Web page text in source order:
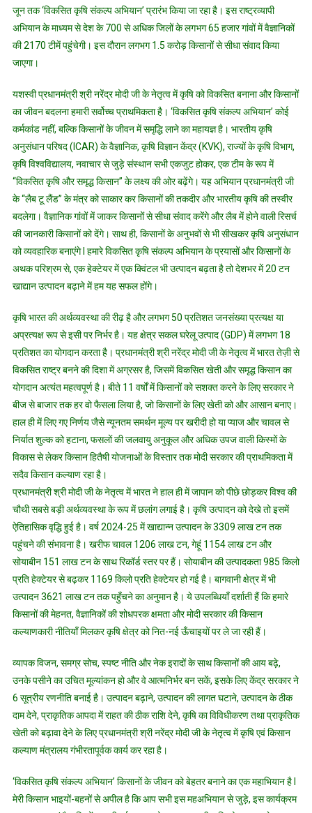
जून तक ‘विकसित कृषि संकल्प अभियान’ प्रारंभ किया जा रहा है। इस राष्ट्रव्यापी
अभियान के माध्यम से देश के 700 से अधिक जिलों के लगभग 65 हजार गांवों में वैज्ञानिकों
की 2170 टीमें पहुंचेगी। इस दौरान लगभग 1.5 करोड़ किसानों से सीधा संवाद किया
जाएगा।
यशस्वी प्रधानमंत्री श्री नरेंद्र मोदी जी के नेतृत्व में कृषि को विकसित बनाना और किसानों
का जीवन बदलना हमारी सर्वोच्च प्राथमिकता है। ‘विकसित कृषि संकल्प अभियान’ कोई
कर्मकांड नहीं, बल्कि किसानों के जीवन में समृद्धि लाने का महायज्ञ है। भारतीय कृषि
अनुसंधान परिषद (ICAR) के वैज्ञानिक, कृषि विज्ञान केंद्र (KVK), राज्यों के कृषि विभाग,
कृषि विश्वविद्यालय, नवाचार से जुड़े संस्थान सभी एकजुट होकर, एक टीम के रूप में
“विकसित कृषि और समृद्ध किसान” के लक्ष्य की ओर बढ़ेंगे। यह अभियान प्रधानमंत्री जी
के “लैब टू लैंड” के मंत्र को साकार कर किसानों की तकदीर और भारतीय कृषि की तस्वीर
बदलेगा। वैज्ञानिक गांवों में जाकर किसानों से सीधा संवाद करेंगे और लैब में होने वाली रिसर्च
की जानकारी किसानों को देंगे। साथ ही, किसानों के अनुभवों से भी सीखकर कृषि अनुसंधान
को व्यवहारिक बनाएंगे l हमारे विकसित कृषि संकल्प अभियान के प्रयासों और किसानों के
अथक परिश्रम से, एक हेक्टेयर में एक क्विंटल भी उत्पादन बढ़ता है तो देशभर में 20 टन
खाद्यान उत्पादन बढ़ाने में हम यह सफल होंगे।
कृषि भारत की अर्थव्यवस्था की रीढ़ है और लगभग 50 प्रतिशत जनसंख्या प्रत्यक्ष या
अप्रत्यक्ष रूप से इसी पर निर्भर है। यह क्षेत्र सकल घरेलू उत्पाद (GDP) में लगभग 18
प्रतिशत का योगदान करता है। प्रधानमंत्री श्री नरेंद्र मोदी जी के नेतृत्व में भारत तेज़ी से
विकसित राष्ट्र बनने की दिशा में अग्रसर है, जिसमें विकसित खेती और समृद्ध किसान का
योगदान अत्यंत महत्वपूर्ण है। बीते 11 वर्षों में किसानों को सशक्त करने के लिए सरकार ने
बीज से बाजार तक हर वो फैसला लिया है, जो किसानों के लिए खेती को और आसान बनाए।
हाल ही में लिए गए निर्णय जैसे न्यूनतम समर्थन मूल्य पर खरीदी हो या प्याज और चावल से
निर्यात शुल्क को हटाना, फसलों की जलवायु अनुकूल और अधिक उपज वाली किस्मों के
विकास से लेकर किसान हितैषी योजनाओं के विस्तार तक मोदी सरकार की प्राथमिकता में
सदैव किसान कल्याण रहा है।
प्रधानमंत्री श्री मोदी जी के नेतृत्व में भारत ने हाल ही में जापान को पीछे छोड़कर विश्व की
चौथी सबसे बड़ी अर्थव्यवस्था के रूप में छलांग लगाई है। कृषि उत्पादन को देखे तो इसमें
ऐतिहासिक वृद्धि हुई है। वर्ष 2024-25 में खाद्यान्न उत्पादन के 3309 लाख टन तक
पहुंचने की संभावना है। खरीफ चावल 1206 लाख टन, गेहूं 1154 लाख टन और
सोयाबीन 151 लाख टन के साथ रिकॉर्ड स्तर पर हैं। सोयाबीन की उत्पादकता 985 किलो
प्रति हेक्टेयर से बढ़कर 1169 किलो प्रति हेक्टेयर हो गई है। बागवानी क्षेत्र में भी
उत्पादन 3621 लाख टन तक पहुँचने का अनुमान है। ये उपलब्धियाँ दर्शाती हैं कि हमारे
किसानों की मेहनत, वैज्ञानिकों की शोधपरक क्षमता और मोदी सरकार की किसान
कल्याणकारी नीतियाँ मिलकर कृषि क्षेत्र को नित-नई ऊँचाइयों पर ले जा रही हैं।
व्यापक विजन, समग्र सोच, स्पष्ट नीति और नेक इरादों के साथ किसानों की आय बढ़े,
उनके पसीने का उचित मूल्यांकन हो और वे आत्मनिर्भर बन सकें, इसके लिए केंद्र सरकार ने
6 सूत्रीय रणनीति बनाई है। उत्पादन बढ़ाने, उत्पादन की लागत घटाने, उत्पादन के ठीक
दाम देने, प्राकृतिक आपदा में राहत की ठीक राशि देने, कृषि का विविधीकरण तथा प्राकृतिक
खेती को बढ़ावा देने के लिए प्रधानमंत्री श्री नरेंद्र मोदी जी के नेतृत्व में कृषि एवं किसान
कल्याण मंत्रालय गंभीरतापूर्वक कार्य कर रहा है।
‘विकसित कृषि संकल्प अभियान’ किसानों के जीवन को बेहतर बनाने का एक महाभियान है l
मेरी किसान भाइयों-बहनों से अपील है कि आप सभी इस महअभियान से जुड़े, इस कार्यक्रम